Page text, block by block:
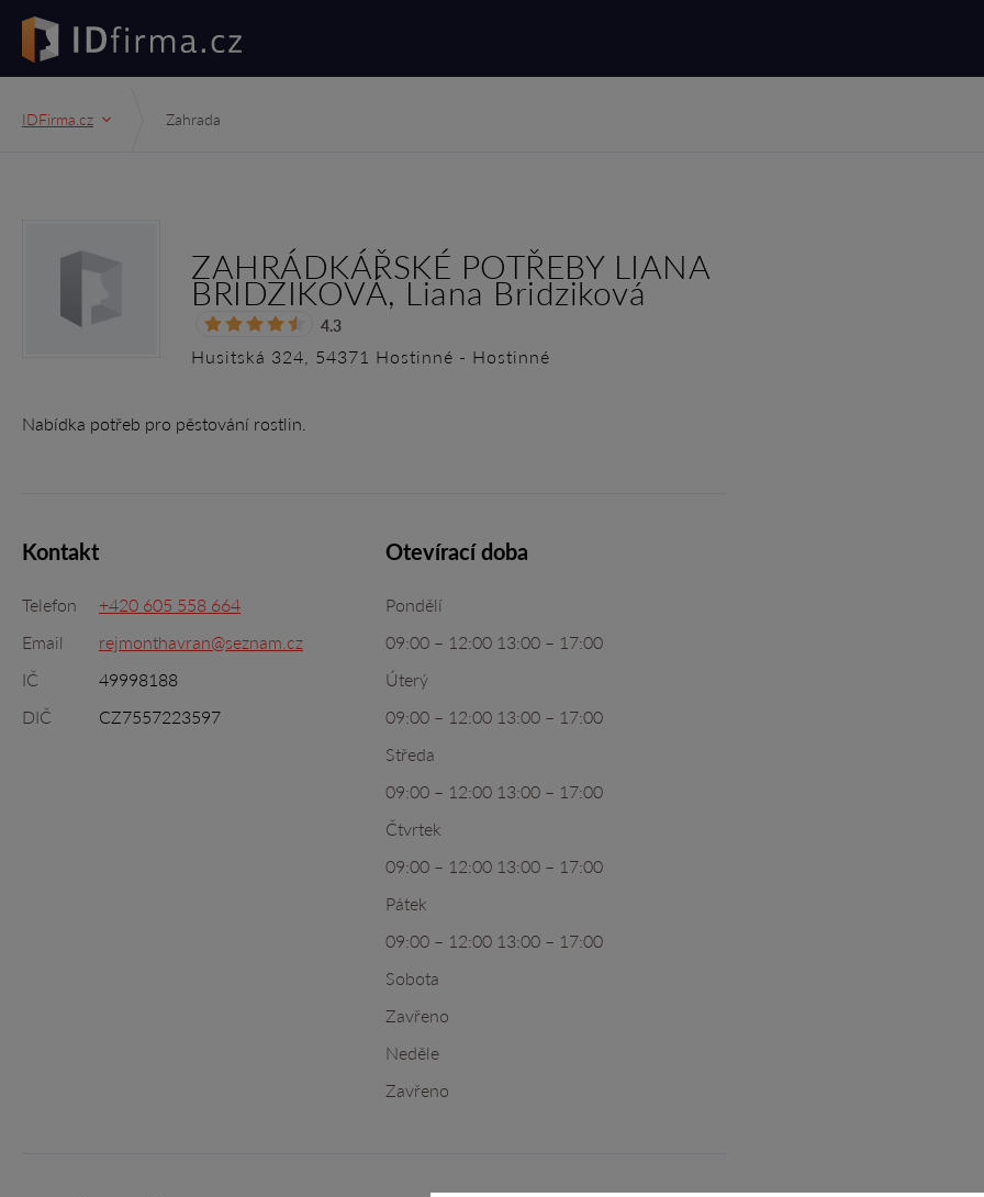
IDFirma.cz Zahrada
ZAHRÁDKÁŘSKÉ POTŘEBY LIANA
BRIDZIKOVÁ, Liana Bridziková
4.3
Husitská 324, 54371 Hostinné - Hostinné
Nabídka potřeb pro pěstování rostlin.
Kontakt
Telefon
+420 605 558 664
Email
rejmonthavran@seznam.cz
IČ
49998188
DIČ
CZ7557223597
Otevírací doba
Pondělí
09:00 – 12:00 13:00 – 17:00
Úterý
09:00 – 12:00 13:00 – 17:00
Středa
09:00 – 12:00 13:00 – 17:00
Čtvrtek
09:00 – 12:00 13:00 – 17:00
Pátek
09:00 – 12:00 13:00 – 17:00
Sobota
Zavřeno
Neděle
Zavřeno